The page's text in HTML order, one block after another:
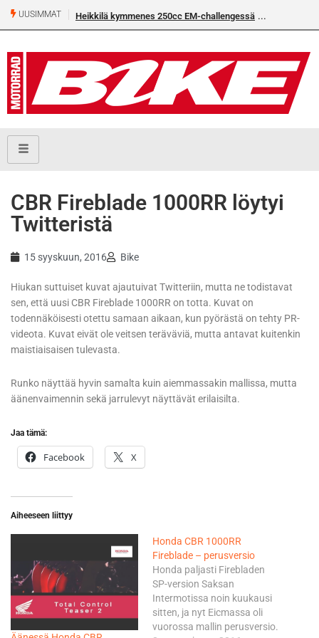
UUSIMMAT Heikkilä kymmenes 250cc EM-challengessä
CBR Fireblade 1000RR löytyi
Twitteristä
15 syyskuun, 2016 Bike
Hiukan suttuiset kuvat ajautuivat Twitteriin, mutta ne todistavat
sen, että uusi CBR Fireblade 1000RR on totta. Kuvat on
todennäköisesti otettu samaan aikaan, kun pyörästä on tehty PR-
videota. Kuvat eivät ole veitsen teräväviä, mutta antavat kuitenkin
maistiaisaisen tulevasta.
Runko näyttää hyvin samalta kuin aiemmassakin mallissa, mutta
äänenvaimennin sekä jarrulevyt näyttävät erilaisilta.
Jaa tämä:
Facebook X
Aiheeseen liittyy
Honda CBR 1000RR
Fireblade – perusversio
Honda paljasti Firebladen
SP-version Saksan
Intermotissa noin kuukausi
sitten, ja nyt Eicmassa oli
vuorossa mallin perusversio.